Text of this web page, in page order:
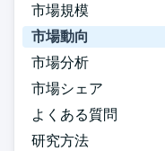
市場規模
市場動向
市場分析
市場シェア
よくある質問
研究方法